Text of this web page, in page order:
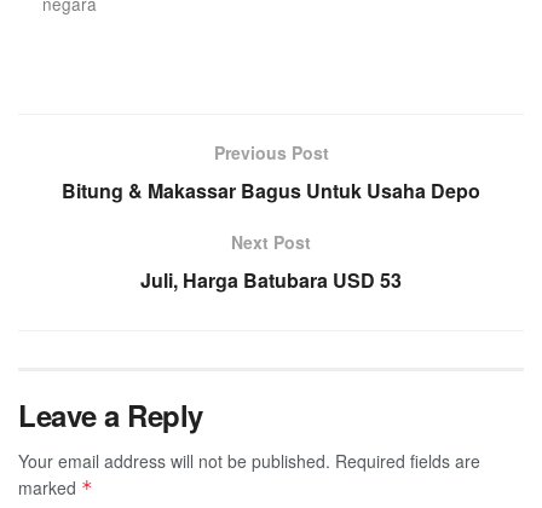
Previous Post
Bitung & Makassar Bagus Untuk Usaha Depo
Next Post
Juli, Harga Batubara USD 53
Leave a Reply
Your email address will not be published. Required fields are
marked *